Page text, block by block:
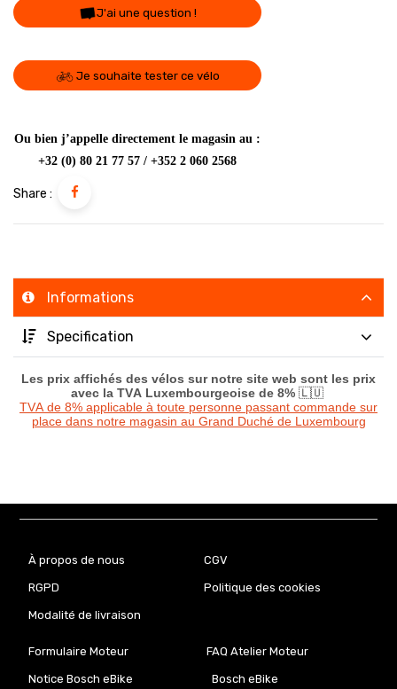
J'ai une question !
Je souhaite tester ce vélo
Ou bien j’appelle directement le magasin au :
+32 (0) 80 21 77 57 / +352 2 060 2568
Share :
Informations
Specification
Les prix affichés des vélos sur notre site web sont les prix
avec la TVA Luxembourgeoise de 8% 🇱🇺
TVA de 8% applicable à toute personne passant commande sur
place dans notre magasin au Grand Duché de Luxembourg
À propos de nous CGV
RGPD Politique des cookies
Modalité de livraison
Formulaire Moteur FAQ Atelier Moteur
Notice Bosch eBike Bosch eBike